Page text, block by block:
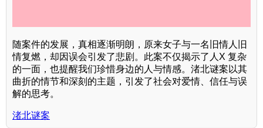
随案件的发展，真相逐渐明朗，原来女子与一名旧情人旧
情复燃，却因误会引发了悲剧。此案不仅揭示了人X 复杂
的一面，也提醒我们珍惜身边的人与情感。渚北谜案以其
曲折的情节和深刻的主题，引发了社会对爱情、信任与误
解的思考。
渚北谜案